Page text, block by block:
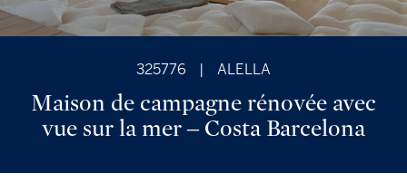
325776 ALELLA
Maison de campagne rénovée avec
vue sur la mer – Costa Barcelona